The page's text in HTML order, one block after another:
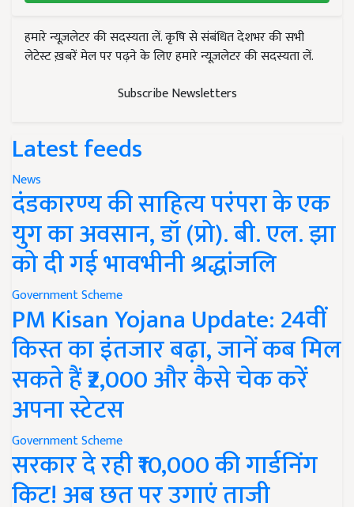
हमारे न्यूज़लेटर की सदस्यता लें. कृषि से संबंधित देशभर की सभी
लेटेस्ट ख़बरें मेल पर पढ़ने के लिए हमारे न्यूज़लेटर की सदस्यता लें.
Subscribe Newsletters
Latest feeds
News
दंडकारण्य की साहित्य परंपरा के एक
युग का अवसान, डॉ (प्रो). बी. एल. झा
को दी गई भावभीनी श्रद्धांजलि
Government Scheme
PM Kisan Yojana Update: 24वीं
किस्त का इंतजार बढ़ा, जानें कब मिल
सकते हैं ₹2,000 और कैसे चेक करें
अपना स्टेटस
Government Scheme
सरकार दे रही ₹10,000 की गार्डनिंग
किट! अब छत पर उगाएं ताजी